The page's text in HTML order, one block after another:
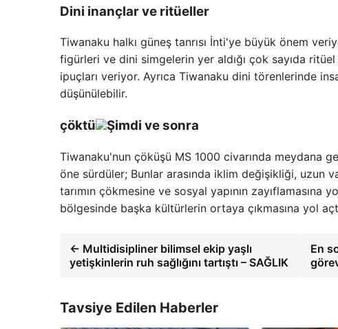
Dini inançlar ve ritüeller
Tiwanaku halkı güneş tanrısı İnti'ye büyük önem
figürleri ve dini simgelerin yer aldığı çok sayıda
ipuçları veriyor. Ayrıca Tiwanaku dini törenlerinde
düşünülebilir.
çöktü Şimdi ve sonra
Tiwanaku'nun çöküşü MS 1000 civarında meydana
öne sürdüler; Bunlar arasında iklim değişikliği, uzun
tarımın çökmesine ve sosyal yapının
bölgesinde başka kültürlerin ortaya çıkmasına yol
← Multidisipliner bilimsel ekip yaşlı
yetişkinlerin ruh sağlığını tartıştı – SAĞLIK
En
Tavsiye Edilen Haberler